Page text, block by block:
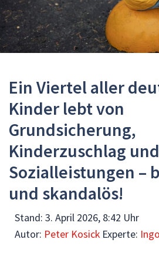
Ein Viertel aller
Kinder lebt von
Grundsicherung,
Kinderzuschlag
Sozialleistungen –
und skandalös!
Stand: 3. April 2026, 8:42 Uhr
Autor: Peter Kosick Experte: